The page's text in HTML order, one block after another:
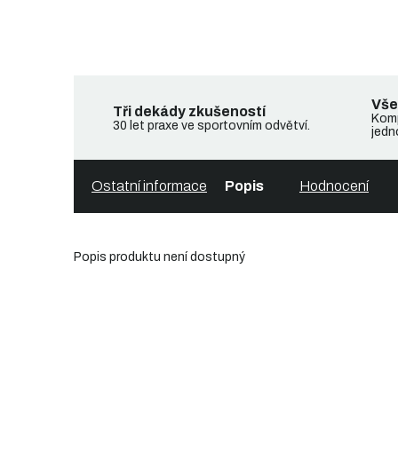
Tři dekády zkušeností
30 let praxe ve sportovním odvětví.
Popis Hodnocení
Ostatní informace
Popis produktu není dostupný